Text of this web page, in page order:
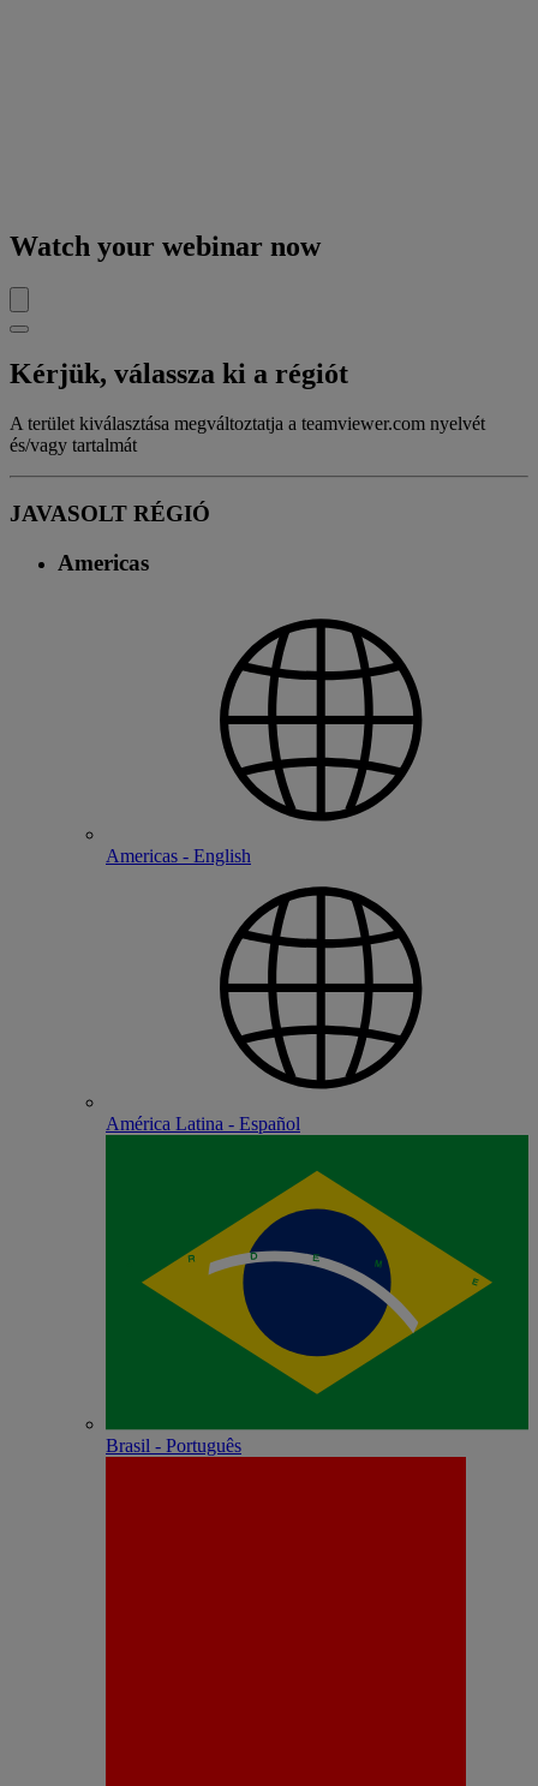
Watch your webinar now
Kérjük, válassza ki a régiót
A terület kiválasztása megváltoztatja a teamviewer.com nyelvét
és/vagy tartalmát
JAVASOLT RÉGIÓ
Americas
Americas - English
América Latina - Español
Brasil - Português